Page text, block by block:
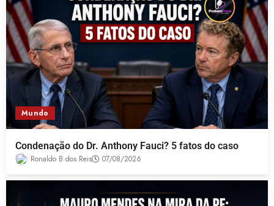
Mundo
Condenação do Dr. Anthony Fauci? 5 fatos do caso
Ronaldo B dos Reis 07/08/2026